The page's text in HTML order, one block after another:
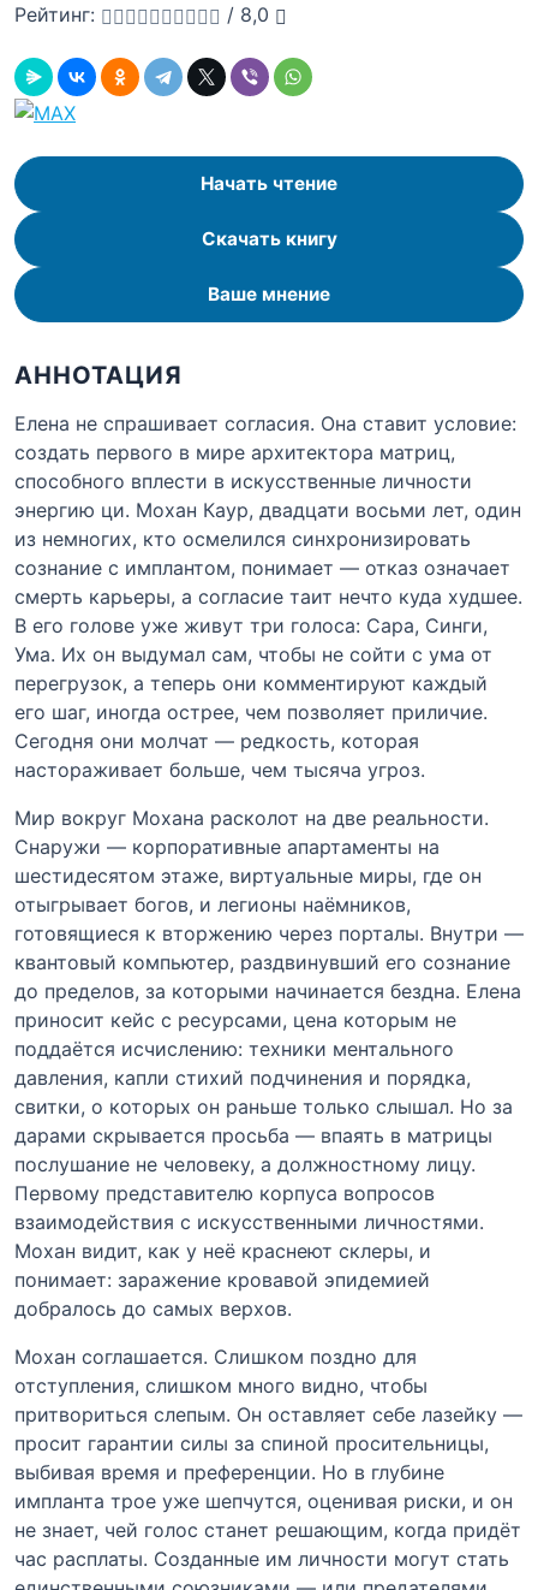
Рейтинг:
/ 8,0
Начать чтение
Скачать книгу
Ваше мнение
АННОТАЦИЯ
Елена не спрашивает согласия. Она ставит условие:
создать первого в мире архитектора матриц,
способного вплести в искусственные личности
энергию ци. Мохан Каур, двадцати восьми лет, один
из немногих, кто осмелился синхронизировать
сознание с имплантом, понимает — отказ означает
смерть карьеры, а согласие таит нечто куда худшее.
В его голове уже живут три голоса: Сара, Синги,
Ума. Их он выдумал сам, чтобы не сойти с ума от
перегрузок, а теперь они комментируют каждый
его шаг, иногда острее, чем позволяет приличие.
Сегодня они молчат — редкость, которая
настораживает больше, чем тысяча угроз.
Мир вокруг Мохана расколот на две реальности.
Снаружи — корпоративные апартаменты на
шестидесятом этаже, виртуальные миры, где он
отыгрывает богов, и легионы наёмников,
готовящиеся к вторжению через порталы. Внутри —
квантовый компьютер, раздвинувший его сознание
до пределов, за которыми начинается бездна. Елена
приносит кейс с ресурсами, цена которым не
поддаётся исчислению: техники ментального
давления, капли стихий подчинения и порядка,
свитки, о которых он раньше только слышал. Но за
дарами скрывается просьба — впаять в матрицы
послушание не человеку, а должностному лицу.
Первому представителю корпуса вопросов
взаимодействия с искусственными личностями.
Мохан видит, как у неё краснеют склеры, и
понимает: заражение кровавой эпидемией
добралось до самых верхов.
Мохан соглашается. Слишком поздно для
отступления, слишком много видно, чтобы
притвориться слепым. Он оставляет себе лазейку —
просит гарантии силы за спиной просительницы,
выбивая время и преференции. Но в глубине
импланта трое уже шепчутся, оценивая риски, и он
не знает, чей голос станет решающим, когда придёт
час расплаты. Созданные им личности могут стать